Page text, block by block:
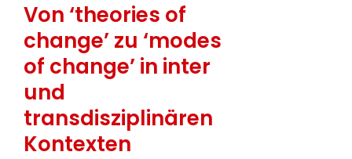
Von ‘theories of
change’ zu ‘modes
of change’ in inter
und
transdisziplinären
Kontexten